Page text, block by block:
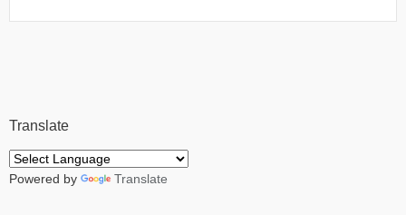
Translate
Powered by Translate